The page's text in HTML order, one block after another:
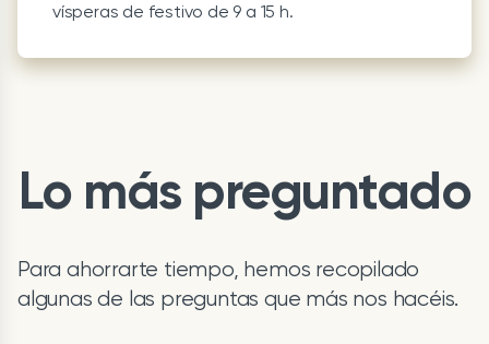
vísperas de festivo de 9 a 15 h.
Lo más preguntado
Para ahorrarte tiempo, hemos recopilado
algunas de las preguntas que más nos hacéis.